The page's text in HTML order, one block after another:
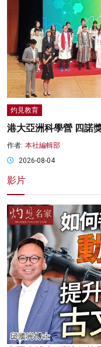
灼見教育
港大亞洲科學營 四諾
作者: 本社編輯部
2026-08-04
影片